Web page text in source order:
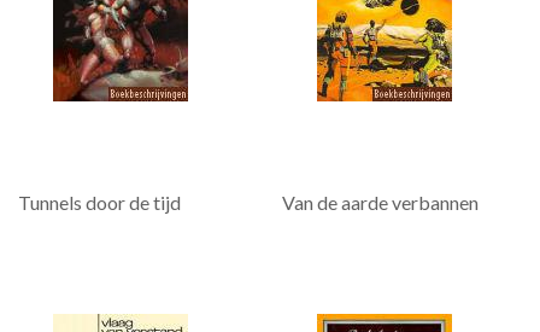
Tunnels door de tijd Van de aarde verbannen